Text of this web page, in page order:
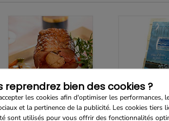
Roti de magret
Bourriche 4x 12
reprendrez bien des cookies ?
les cookies afin d'optimiser les performances,
et la pertinence de la publicité. Les cookies tiers
sont utilisés pour vous offrir des fonctionnalités